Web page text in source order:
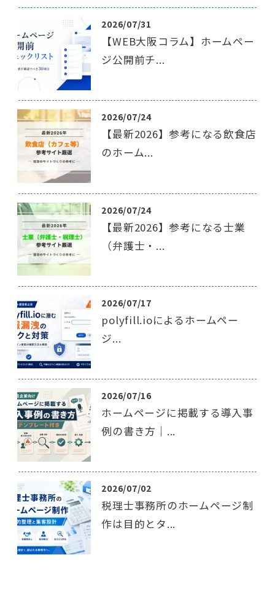
2026/07/31
【WEB大阪コラム】ホームペー
ジ公開前チ...
2026/07/24
【最新2026】参考になる飲食店
のホーム...
2026/07/24
【最新2026】参考になる士業
（弁護士・...
2026/07/17
polyfill.ioによるホームペー
ジ...
2026/07/16
ホームページに掲載する導入事
例の書き方｜...
2026/07/02
税理士事務所のホームページ制
作は目的とタ...